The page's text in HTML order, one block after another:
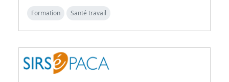
Formation Santé travail